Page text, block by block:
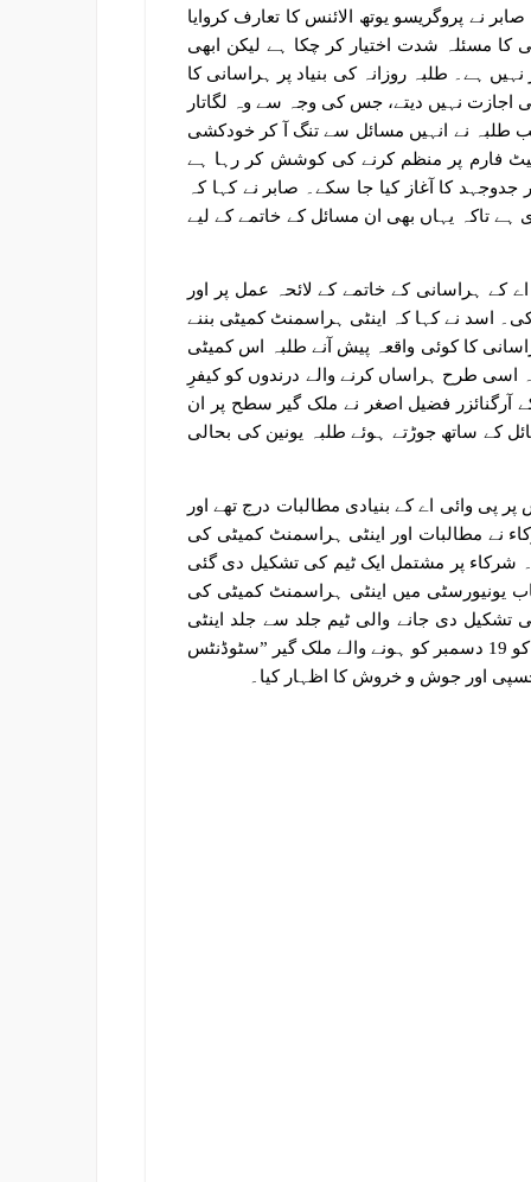
نے پروگریسو یوتھ الائنس کا تعارف کروایا
کا مسئلہ شدت اختیار کر چکا ہے لیکن ابھی
ہے۔ طلبہ روزانہ کی بنیاد پر ہراسانی کا
اجازت نہیں دیتے، جس کی وجہ سے وہ لگاتار
طلبہ نے انہیں مسائل سے تنگ آ کر خودکشی
فارم پر منظم کرنے کی کوشش کر رہا ہے
کا آغاز کیا جا سکے۔ صابر نے کہا کہ
ہے تاکہ یہاں بھی ان مسائل کے خاتمے کے لیے
اے کے ہراسانی کے خاتمے کے لائحہ عمل پر اور
اسد نے کہا کہ اینٹی ہراسمنٹ کمیٹی بننے
کا کوئی واقعہ پیش آنے طلبہ اس کمیٹی
طرح ہراساں کرنے والے درندوں کو کیفرِ
آرگنائزر فضیل اصغر نے ملک گیر سطح پر ان
کے ساتھ جوڑتے ہوئے طلبہ یونین کی بحالی
پی وائی اے کے بنیادی مطالبات درج تھے اور
نے مطالبات اور اینٹی ہراسمنٹ کمیٹی کی
شرکاء پر مشتمل ایک ٹیم کی تشکیل دی گئی
یونیورسٹی میں اینٹی ہراسمنٹ کمیٹی کی
تشکیل دی جانے والی ٹیم جلد سے جلد اینٹی
ہراسمنٹ کمیٹی کی تعمیر کرے گی۔ سرکل کے اختتام میں شرکاء کو 19 دسمبر کو ہونے والے ملک گیر ”سٹوڈنٹس
اور جوش و خروش کا اظہار کیا۔